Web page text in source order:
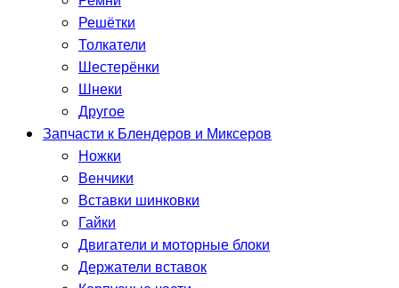
Решётки
Толкатели
Шестерёнки
Шнеки
Другое
Запчасти к Блендеров и Миксеров
Ножки
Венчики
Вставки шинковки
Гайки
Двигатели и моторные блоки
Держатели вставок